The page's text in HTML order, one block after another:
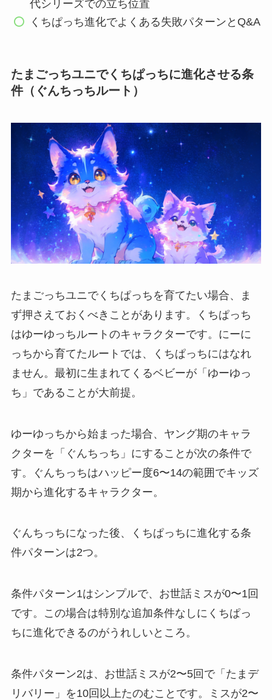
代シリーズでの立ち位置
くちぱっち進化でよくある失敗パターンとQ&A
たまごっちユニでくちぱっちに進化させる条
件（ぐんちっちルート）
たまごっちユニでくちぱっちを育てたい場合、ま
ず押さえておくべきことがあります。くちぱっち
はゆーゆっちルートのキャラクターです。にーに
っちから育てたルートでは、くちぱっちにはなれ
ません。最初に生まれてくるベビーが「ゆーゆっ
ち」であることが大前提。
ゆーゆっちから始まった場合、ヤング期のキャラ
クターを「ぐんちっち」にすることが次の条件で
す。ぐんちっちはハッピー度6〜14の範囲でキッズ
期から進化するキャラクター。
ぐんちっちになった後、くちぱっちに進化する条
件パターンは2つ。
条件パターン1はシンプルで、お世話ミスが0〜1回
です。この場合は特別な追加条件なしにくちぱっ
ちに進化できるのがうれしいところ。
条件パターン2は、お世話ミスが2〜5回で「たまデ
リバリー」を10回以上たのむことです。ミスが2〜